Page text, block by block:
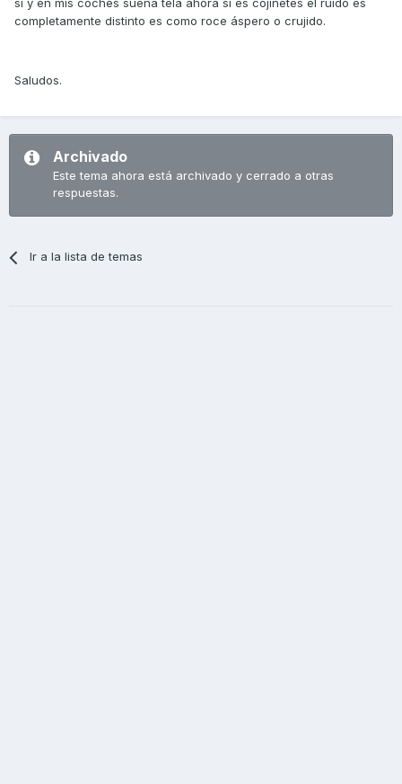
sí y en mis coches suena tela ahora si es cojinetes el ruido es
completamente distinto es como roce áspero o crujido.
Saludos.
Archivado
Este tema ahora está archivado y cerrado a otras
respuestas.
Ir a la lista de temas